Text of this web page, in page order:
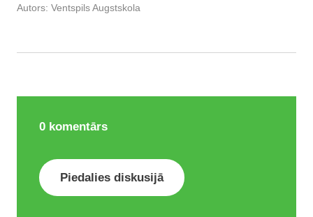
Autors: Ventspils Augstskola
0 komentārs
Piedalies diskusijā